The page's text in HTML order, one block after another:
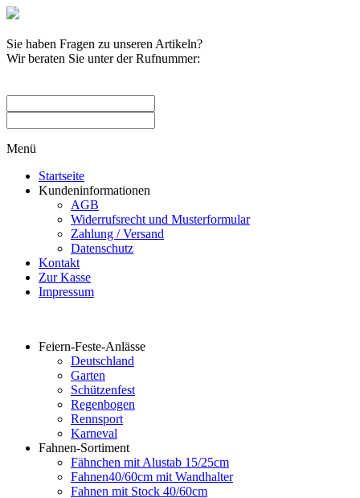
Sie haben Fragen zu unseren Artikeln?
Wir beraten Sie unter der Rufnummer:
Menü
Startseite
Kundeninformationen
AGB
Widerrufsrecht und Musterformular
Zahlung / Versand
Datenschutz
Kontakt
Zur Kasse
Impressum
Feiern-Feste-Anlässe
Deutschland
Garten
Schützenfest
Regenbogen
Rennsport
Karneval
Fahnen-Sortiment
Fähnchen mit Alustab 15/25cm
Fahnen40/60cm mit Wandhalter
Fahnen mit Stock 40/60cm